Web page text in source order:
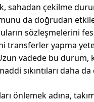
sahadan çekilme
da doğrudan
sözleşmelerini
transferler yapma
vadede bu durum,
sıkıntıları daha
önlemek adına,